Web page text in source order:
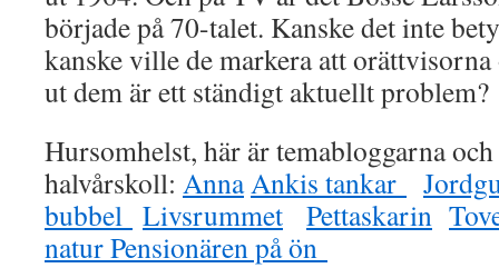
började på 70-talet. Kanske det inte
kanske ville de markera att
ut dem är ett ständigt aktuellt problem?
Hursomhelst, här är temabloggarna och
halvårskoll: AnnaAnkis tankar
bubbel Livsrummet Pettaskarin
naturPensionären på ön